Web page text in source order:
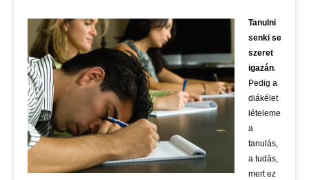
Tanulni
senki se
szeret
igazán.
Pedig a
diákélet
lételeme
a
tanulás,
a tudás,
mert ez